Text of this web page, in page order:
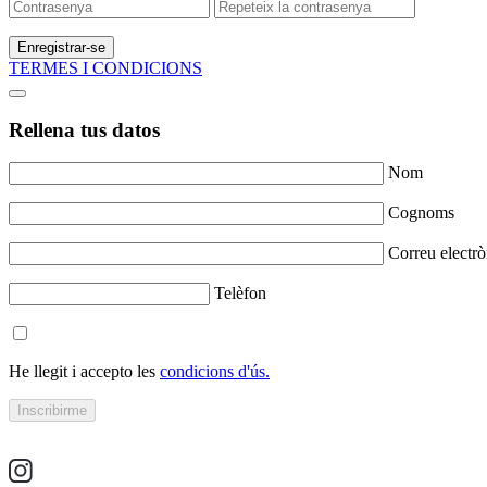
Enregistrar-se
TERMES I CONDICIONS
Rellena tus datos
Nom
Cognoms
Correu
Telèfon
He llegit i accepto les condicions d'ús.